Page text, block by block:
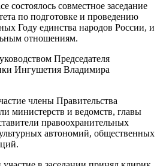
состоялось совместное заседание
по подготовке и проведению
Году единства народов России, и
отношениям.
Председателя
Ингушетия Владимира
члены Правительства
министерств и ведомств, главы
правоохранительных
автономий, общественных